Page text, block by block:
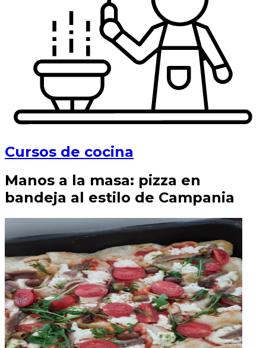
Cursos de cocina
Manos a la masa: pizza en
bandeja al estilo de Campania